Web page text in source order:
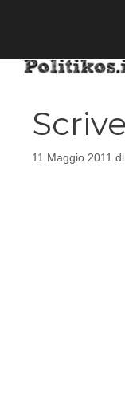
11 Maggio 2011 di